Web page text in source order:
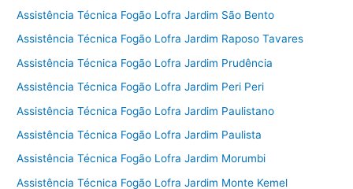
Assistência Técnica Fogão Lofra Jardim São Bento
Assistência Técnica Fogão Lofra Jardim Raposo Tavares
Assistência Técnica Fogão Lofra Jardim Prudência
Assistência Técnica Fogão Lofra Jardim Peri Peri
Assistência Técnica Fogão Lofra Jardim Paulistano
Assistência Técnica Fogão Lofra Jardim Paulista
Assistência Técnica Fogão Lofra Jardim Morumbi
Assistência Técnica Fogão Lofra Jardim Monte Kemel